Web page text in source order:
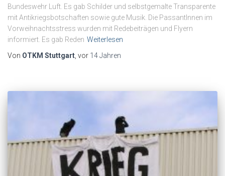
Bundeswehr Luft. Es gab Schilder und selbstgemalte Transparente
mit Antikriegsbotschaften sowie gute Musik. Die PassantInnen im
Vorweihnachtsstress wurden mit Redebeiträgen und Flyern
informiert. Es gab Reden Weiterlesen
Von OTKM Stuttgart , vor 14 Jahren